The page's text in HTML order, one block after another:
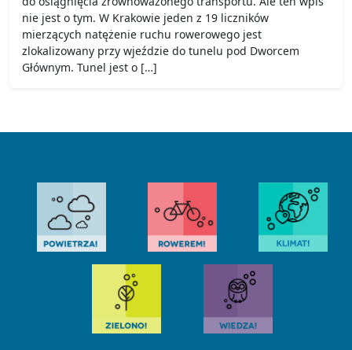
nie jest o tym. W Krakowie jeden z 19 liczników
mierzących natężenie ruchu rowerowego jest
zlokalizowany przy wjeździe do tunelu pod Dworcem
Głównym. Tunel jest o […]